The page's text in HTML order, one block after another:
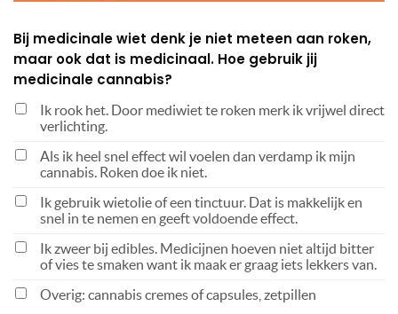
Bij medicinale wiet denk je niet meteen aan roken,
maar ook dat is medicinaal. Hoe gebruik jij
medicinale cannabis?
Ik rook het. Door mediwiet te roken merk ik vrijwel direct
verlichting.
Als ik heel snel effect wil voelen dan verdamp ik mijn
cannabis. Roken doe ik niet.
Ik gebruik wietolie of een tinctuur. Dat is makkelijk en
snel in te nemen en geeft voldoende effect.
Ik zweer bij edibles. Medicijnen hoeven niet altijd bitter
of vies te smaken want ik maak er graag iets lekkers van.
Overig: cannabis cremes of capsules, zetpillen